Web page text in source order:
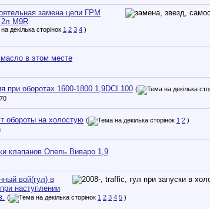
замена цепи ГРМ
M9R
1 2 3 4 )
в этом месте
при оборотах 1600-1800 1,9DCI 100 (
обороты на холостую ( 1 2 )
клапанов Опель Виваро 1,9
вой(гул) в
наступлении
( 1 2 3 4 5 )